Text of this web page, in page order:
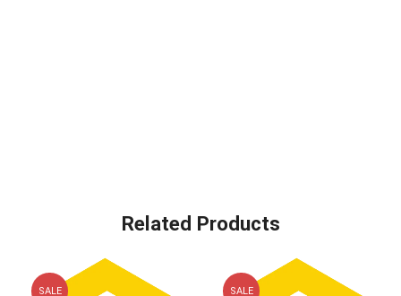
Related Products
SALE SALE